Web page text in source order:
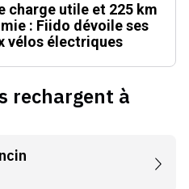
charge utile et 225 km
: Fiido dévoile ses
vélos électriques
rechargent à